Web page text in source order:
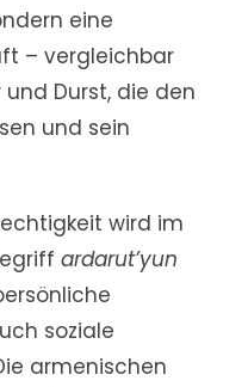
eine
– vergleichbar
Durst, die den
und sein
wird im
ardarut’yun
soziale
armenischen